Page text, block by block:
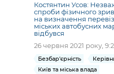
Костянтин Усов:
спроби фізичного
на визначення
міських автобусних
відбувся
26 червня 2021 року,
Безбар'єрність
Київ та міська влада